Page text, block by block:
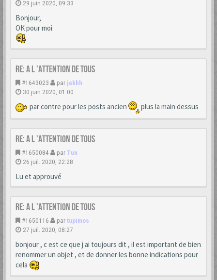
29 juin 2020, 09:33
Bonjour,
OK pour moi.
Re: A L 'ATTENTION DE TOUS
#1643023 par jakhh
30 juin 2020, 01:00
par contre pour les posts ancien plus la main dessus
Re: A L 'ATTENTION DE TOUS
#1650084 parTun
26 juil. 2020, 22:28
Lu et approuvé
Re: A L 'ATTENTION DE TOUS
#1650116 partupimos
27 juil. 2020, 08:27
bonjour , c est ce que j ai toujours dit , il est important de bien
renommer un objet , et de donner les bonne indications pour
cela